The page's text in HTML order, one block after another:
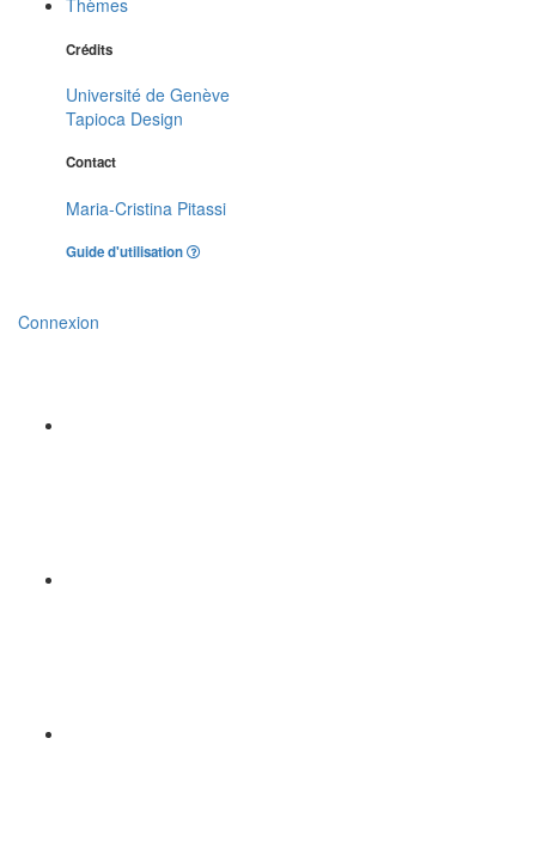
Thèmes
Crédits
Université de Genève
Tapioca Design
Contact
Maria-Cristina Pitassi
Guide d'utilisation
Connexion